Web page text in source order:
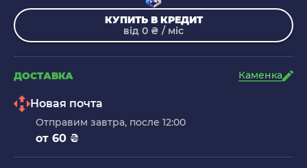
КУПИТЬ В КРЕДИТ
від 0 ₴ / міс
ДОСТАВКА Каменка
Новая почта
Отправим завтра, после 12:00
от 60 ₴